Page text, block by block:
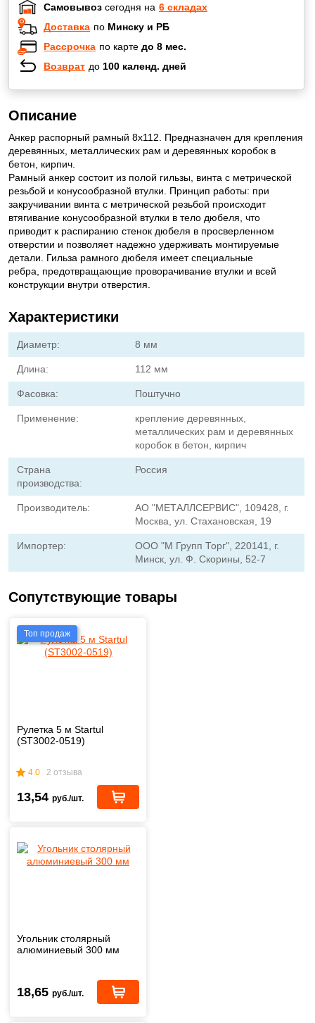
Самовывоз сегодня на 6 складах
Доставка по Минску и РБ
Рассрочка по карте до 8 мес.
Возврат до 100 календ. дней
Описание
Анкер распорный рамный 8х112. Предназначен для крепления
деревянных, металлических рам и деревянных коробок в
бетон, кирпич.
Рамный анкер состоит из полой гильзы, винта с метрической
резьбой и конусообразной втулки. Принцип работы: при
закручивании винта с метрической резьбой происходит
втягивание конусообразной втулки в тело дюбеля, что
приводит к распиранию стенок дюбеля в просверленном
отверстии и позволяет надежно удерживать монтируемые
детали. Гильза рамного дюбеля имеет специальные
ребра, предотвращающие проворачивание втулки и всей
конструкции внутри отверстия.
Характеристики
Диаметр: 8 мм
Длина: 112 мм
Фасовка: Поштучно
Применение:
крепление деревянных,
металлических рам и деревянных
коробок в бетон, кирпич
Страна
производства:
Россия
Производитель:
АО "МЕТАЛЛСЕРВИС", 109428, г.
Москва, ул. Стахановская, 19
Импортер:
ООО "М Групп Торг", 220141, г.
Минск, ул. Ф. Скорины, 52-7
Сопутствующие товары
Топ продаж
Рулетка 5 м Startul
(ST3002-0519)
4.0 2 отзыва
13,54 руб./шт.
Угольник столярный
алюминиевый 300 мм
18,65 руб./шт.